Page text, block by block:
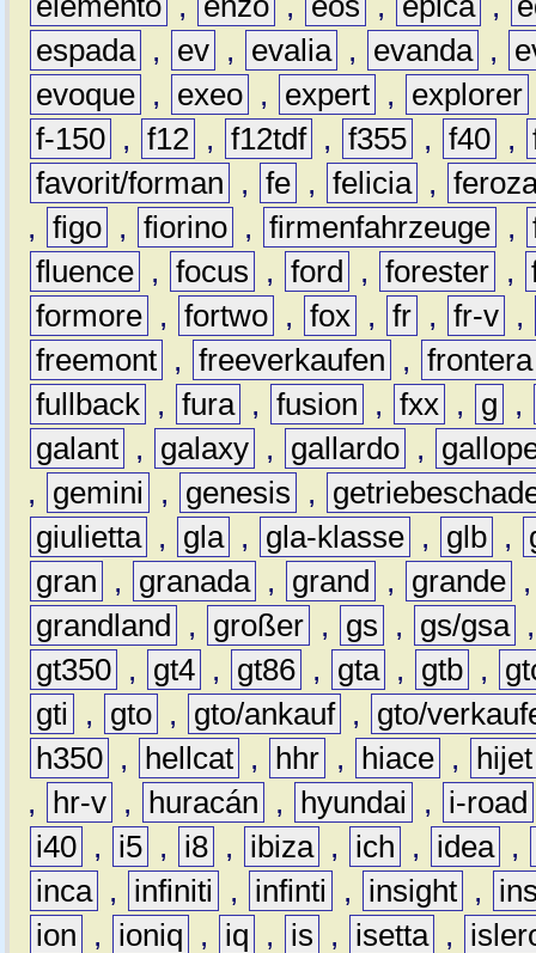
espada , ev , evalia , evanda ,
evoque , exeo , expert , explorer
f-150 , f12 , f12tdf , f355 , f40 ,
favorit/forman
, fe , felicia ,
, figo , fiorino , firmenfahrzeuge ,
fluence , focus , ford , forester ,
formore , fortwo , fox , fr , fr-v ,
freemont , freeverkaufen , frontera
fullback , fura , fusion , fxx , g
,
galant , galaxy , gallardo ,
,
gemini , genesis ,
giulietta , gla , gla-klasse , glb ,
gran
, granada , grand , grande
grandland
, großer , gs , gs/gsa
gt350 , gt4 , gt86 , gta , gtb ,
gti
, gto , gto/ankauf ,
gto/
h350 , hellcat , hhr , hiace ,
hijet
,
hr-v , huracán , hyundai ,
i-road
i40 , i5 , i8 , ibiza , ich , idea ,
inca , infiniti , infinti , insight ,
ion
, ioniq , iq , is , isetta ,